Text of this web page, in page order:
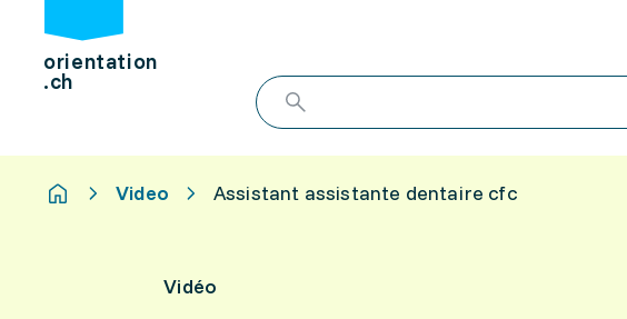
orientation
.ch
Video Assistant assistante dentaire cfc
Vidéo